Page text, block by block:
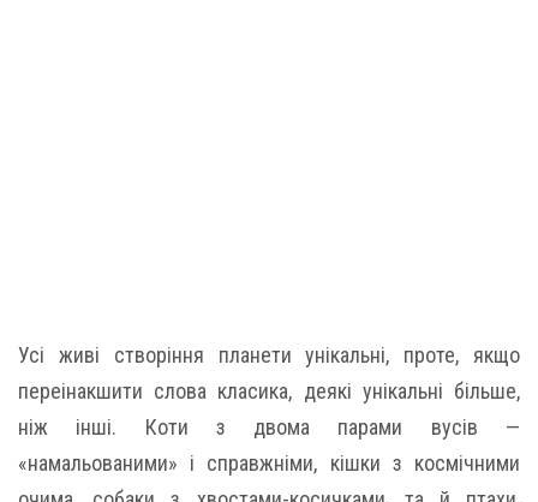
Усі живі створіння планети унікальні, проте, якщо
переінакшити слова класика, деякі унікальні більше,
ніж інші. Коти з двома парами вусів —
«намальованими» і справжніми, кішки з космічними